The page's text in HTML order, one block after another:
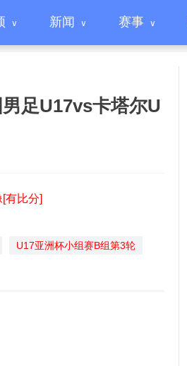
新闻 赛事
足U17vs卡塔尔U
有比分]
U17亚洲杯小组赛B组第3轮